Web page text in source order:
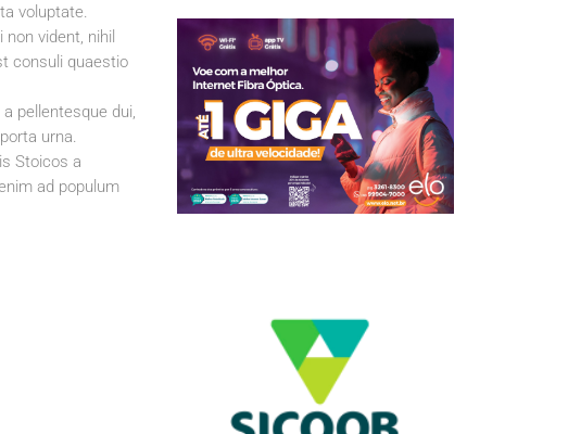
voluptate.
vident, nihil
consuli quaestio
pellentesque dui,
urna.
Stoicos a
ad populum